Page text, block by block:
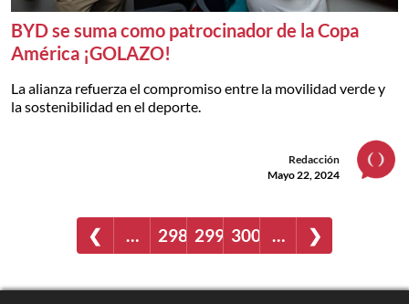
BYD se suma como patrocinador de la Copa
América ¡GOLAZO!
La alianza refuerza el compromiso entre la movilidad verde y
la sostenibilidad en el deporte.
Redacción
Mayo 22, 2024
❮ … 298 299 300 … ❯